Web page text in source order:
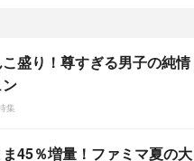
盛り！尊すぎる男子の純情
集
45％増量！ファミマ夏の大